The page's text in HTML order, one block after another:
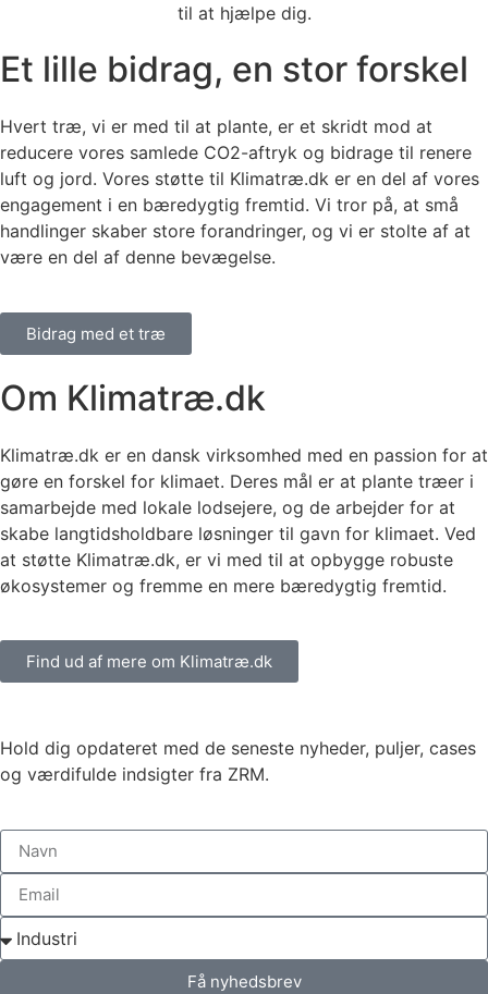
til at hjælpe dig.
Et lille bidrag, en stor forskel
Hvert træ, vi er med til at plante, er et skridt mod at
reducere vores samlede CO2-aftryk og bidrage til renere
luft og jord. Vores støtte til Klimatræ.dk er en del af vores
engagement i en bæredygtig fremtid. Vi tror på, at små
handlinger skaber store forandringer, og vi er stolte af at
være en del af denne bevægelse.
Bidrag med et træ
Om Klimatræ.dk
Klimatræ.dk er en dansk virksomhed med en passion for at
gøre en forskel for klimaet. Deres mål er at plante træer i
samarbejde med lokale lodsejere, og de arbejder for at
skabe langtidsholdbare løsninger til gavn for klimaet. Ved
at støtte Klimatræ.dk, er vi med til at opbygge robuste
økosystemer og fremme en mere bæredygtig fremtid.
Find ud af mere om Klimatræ.dk
Hold dig opdateret med de seneste nyheder, puljer, cases
og værdifulde indsigter fra ZRM.
Få nyhedsbrev